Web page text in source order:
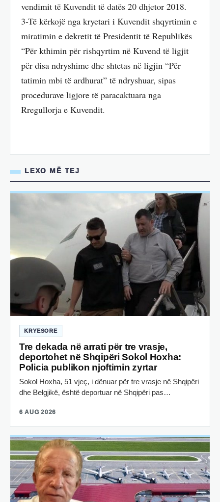
vendimit të Kuvendit të datës 20 dhjetor 2018.
3-Të kërkojë nga kryetari i Kuvendit shqyrtimin e
miratimin e dekretit të Presidentit të Republikës
“Për kthimin për rishqyrtim në Kuvend të ligjit
për disa ndryshime dhe shtetas në ligjin “Për
tatimin mbi të ardhurat” të ndryshuar, sipas
procedurave ligjore të paracaktuara nga
Rregullorja e Kuvendit.
LEXO MË TEJ
KRYESORE
Tre dekada në arrati për tre vrasje,
deportohet në Shqipëri Sokol Hoxha:
Policia publikon njoftimin zyrtar
Sokol Hoxha, 51 vjeç, i dënuar për tre vrasje në Shqipëri
dhe Belgjikë, është deportuar në Shqipëri pas…
6 AUG 2026